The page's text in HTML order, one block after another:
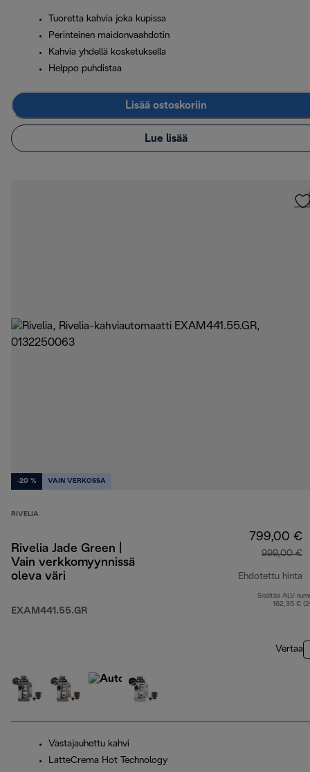
Tuoretta kahvia joka kupissa
Perinteinen maidonvaahdotin
Kahvia yhdellä kosketuksella
Helppo puhdistaa
Lisää ostoskoriin
Lue lisää
-20 % VAIN VERKOSSA
RIVELIA
Rivelia Jade Green |
Vain verkkomyynnissä
oleva väri
EXAM441.55.GR
799,00 €
999,00 €
Ehdotettu hinta
Sisältää ALV-
162,35 €
Vertaa
Vastajauhettu kahvi
LatteCrema Hot Technology